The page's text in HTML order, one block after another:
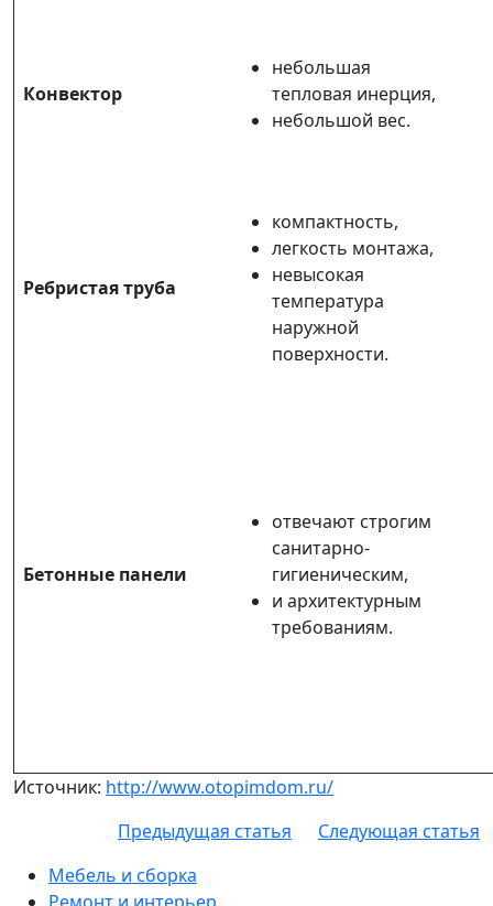
Конвектор
небольшая
тепловая инерция,
небольшой вес.
Ребристая труба
компактность,
легкость монтажа,
невысокая
температура
наружной
поверхности.
Бетонные панели
отвечают строгим
санитарно-
гигиеническим,
и архитектурным
требованиям.
Источник: http://www.otopimdom.ru/
Предыдущая статья
Следующая статья
Мебель и сборка